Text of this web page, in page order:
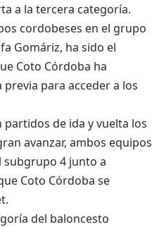
a la tercera categoría.
cordobeses en el grupo
Gomáriz, ha sido el
Coto Córdoba ha
para acceder a los
partidos de ida y vuelta los
avanzar, ambos equipos
subgrupo 4 junto a
Coto Córdoba se
del baloncesto